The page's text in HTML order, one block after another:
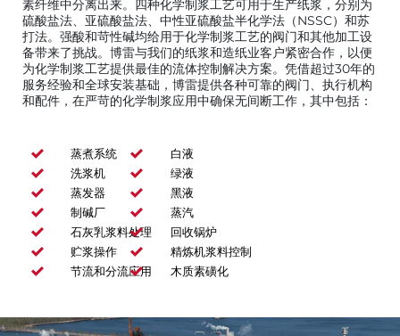
素纤维中分离出来。四种化学制浆工艺可用于生产纸浆，分别为
硫酸盐法、亚硫酸盐法、中性亚硫酸盐半化学法（NSSC）和苏
打法。强酸和苛性碱均给用于化学制浆工艺的阀门和其他加工设
备带来了挑战。博雷与我们的纸浆和造纸业客户紧密合作，以便
为化学制浆工艺提供最佳的流体控制解决方案。凭借超过30年的
服务经验和全球安装基础，博雷提供各种可靠的阀门、执行机构
和配件，在严苛的化学制浆应用中确保无间断工作，其中包括：
蒸煮系统
洗浆机
蒸发器
制碱厂
石灰乳浆料处理
贮浆操作
节流和分流应用
白液
绿液
黑液
蒸汽
回收锅炉
精炼机浆料控制
木质素磺化